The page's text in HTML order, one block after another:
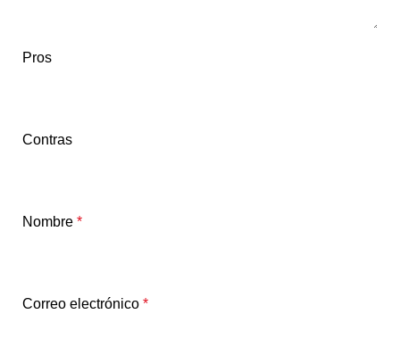
Pros
Contras
Nombre *
Correo electrónico *